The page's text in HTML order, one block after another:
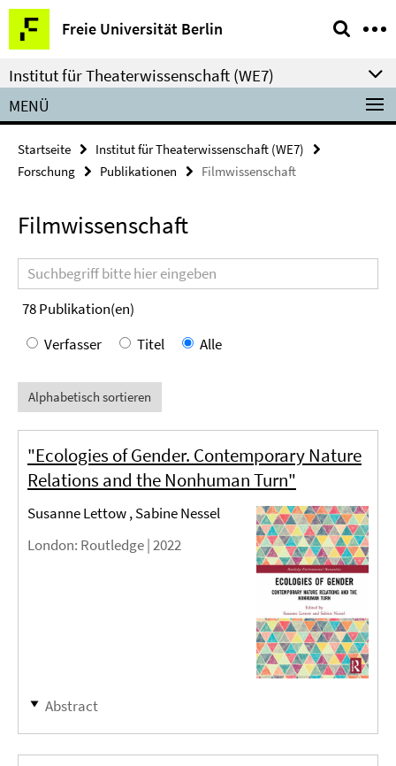
Springe
direkt
zu
Inhalt
Freie Universität Berlin
Service-
Navigation
Institut für Theaterwissenschaft (WE7)
MENÜ
Startseite
Institut für Theaterwissenschaft (WE7)
Forschung
Publikationen Filmwissenschaft
Filmwissenschaft
Suchbegriff
78Publikation(en)
Verfasser
Titel Alle
Alphabetisch sortieren
"Ecologies of Gender. Contemporary Nature
Relations and the Nonhuman Turn"
Susanne Lettow , Sabine Nessel
London: Routledge |2022
Abstract